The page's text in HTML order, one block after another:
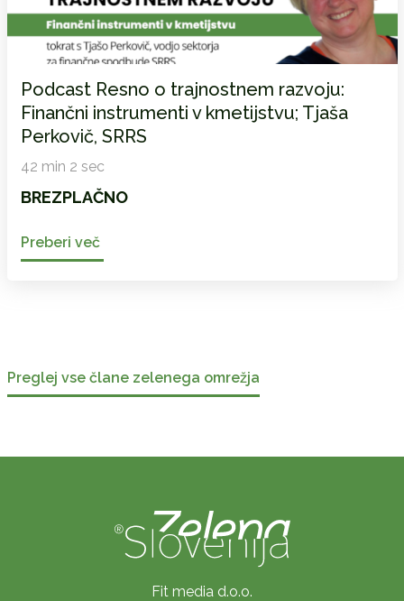
Podcast Resno o trajnostnem razvoju:
Finančni instrumenti v kmetijstvu; Tjaša
Perkovič, SRRS
42 min 2 sec
BREZPLAČNO
Preberi več
Preglej vse člane zelenega omrežja
Fit media d.o.o.